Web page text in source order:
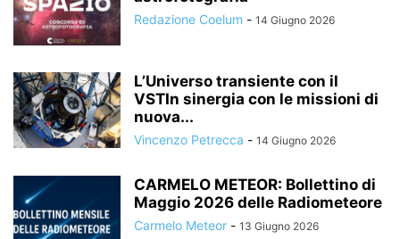
Redazione Coelum - 14 Giugno 2026
L’Universo transiente con il
VSTIn sinergia con le missioni di
nuova...
Vincenzo Petrecca - 14 Giugno 2026
CARMELO METEOR: Bollettino di
Maggio 2026 delle Radiometeore
Carmelo Meteor - 13 Giugno 2026